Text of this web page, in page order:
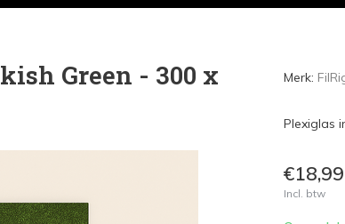
Green - 300 x
Merk:
Plexiglas
€18,99
Incl. btw